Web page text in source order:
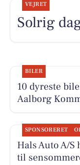
VEJRET
Solrig
BILER
10 dyreste
Aalborg
SPONSORERET
Hals Auto A/
til